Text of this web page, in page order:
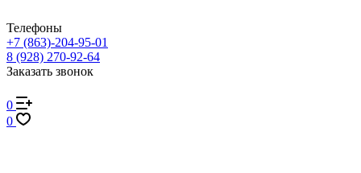
Телефоны
+7 (863)-204-95-01
8 (928) 270-92-64
Заказать звонок
0
0